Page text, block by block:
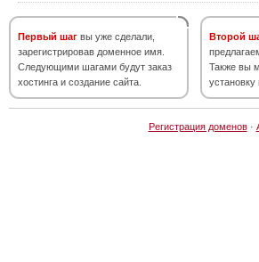
Первый шаг вы уже сделали,
зарегистрировав доменное имя.
Следующими шагами будут заказ
хостинга и создание сайта.
Второй
Также вы
установку
Регистрация доменов·